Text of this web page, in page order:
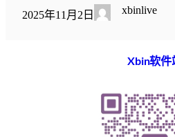
2025年11月2日 xbinlive
Xbin软件